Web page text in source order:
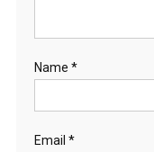
Name *
Email *